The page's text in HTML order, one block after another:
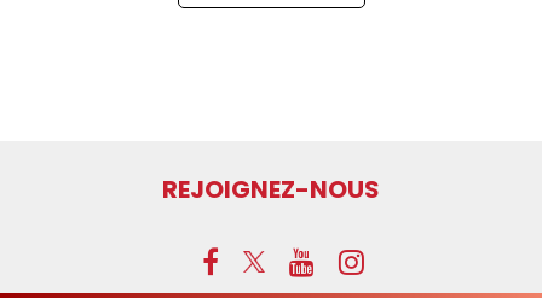
REJOIGNEZ-NOUS